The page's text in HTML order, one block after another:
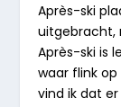
Après-ski
uitgebracht,
Après-ski is
waar flink
vind ik dat